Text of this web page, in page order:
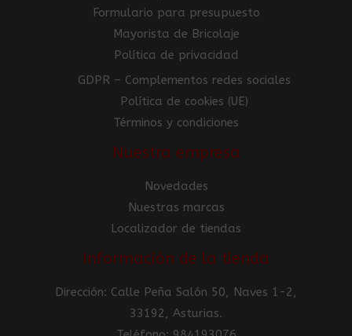
Formulario para presupuesto
Mayorista de Bricolaje
Política de privacidad
GDPR – Complementos redes sociales
Política de cookies (UE)
Términos y condiciones
Nuestra empresa
Novedades
Nuestras marcas
Localizador de tiendas
Información de la tienda
Dirección: Calle Peña Salón 50, Naves 1-2,
33192, Asturias.